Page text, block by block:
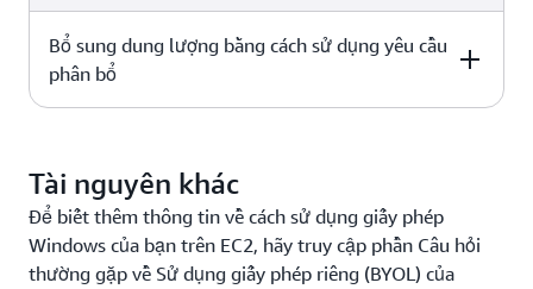
- X
Phiên bản chuyên dụng Máy chủ chuyên dụng
X X
Bổ sung dung lượng bằng cách sử dụng yêu cầu
phân bổ
- X
Tài nguyên khác
Để biết thêm thông tin về cách sử dụng giấy phép
Windows của bạn trên EC2, hãy truy cập phần Câu hỏi
thường gặp về Sử dụng giấy phép riêng (BYOL) của